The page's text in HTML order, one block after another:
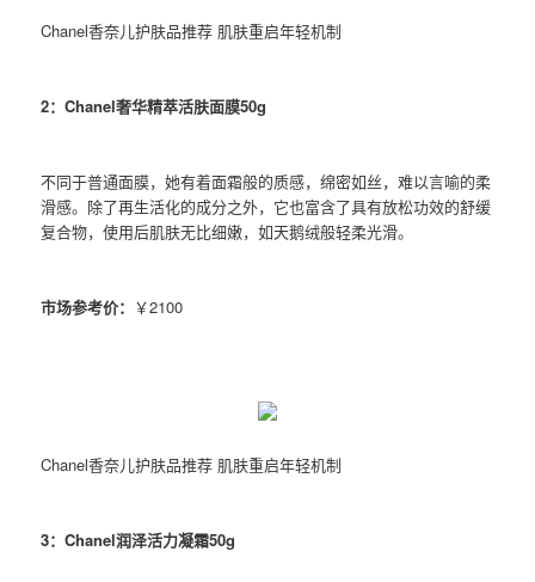
Chanel香奈儿护肤品推荐 肌肤重启年轻机制
2：Chanel奢华精萃活肤面膜50g
不同于普通面膜，她有着面霜般的质感，绵密如丝，难以言喻的柔
滑感。除了再生活化的成分之外，它也富含了具有放松功效的舒缓
复合物，使用后肌肤无比细嫩，如天鹅绒般轻柔光滑。
市场参考价： ￥2100
Chanel香奈儿护肤品推荐 肌肤重启年轻机制
3：Chanel润泽活力凝霜50g